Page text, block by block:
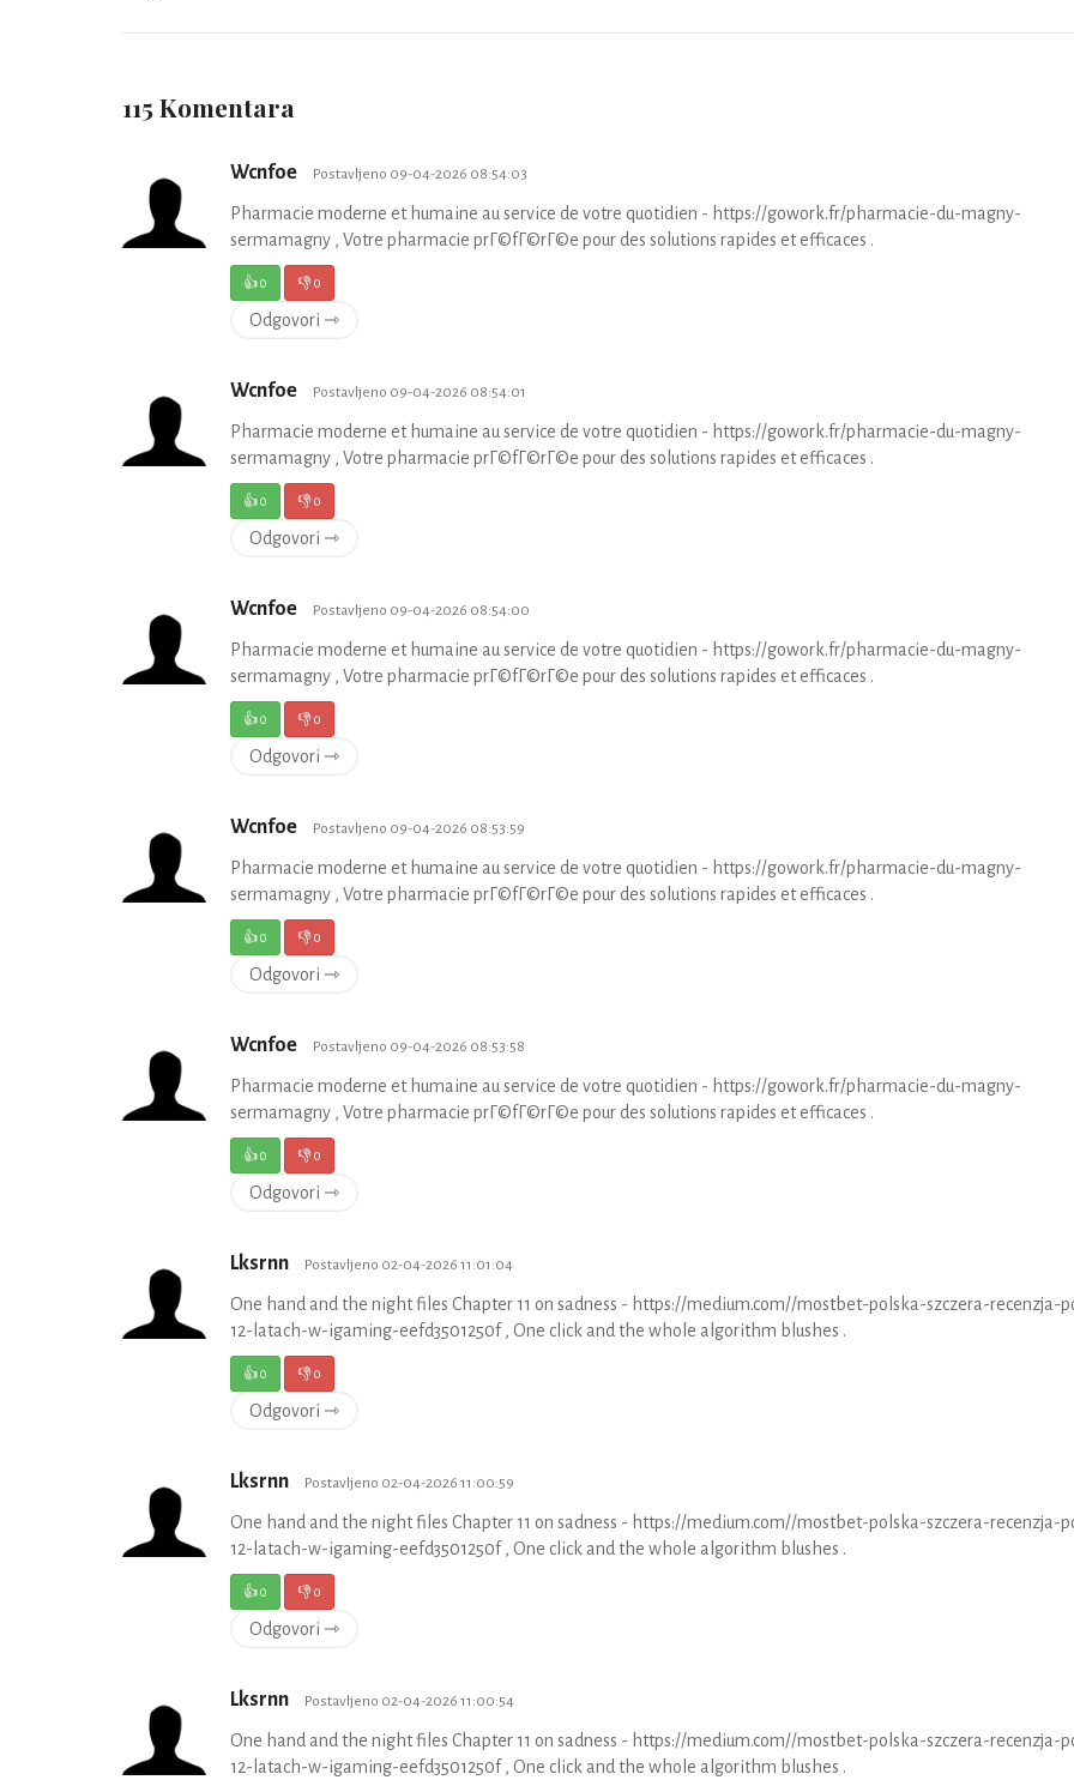
115 Komentara
Wcnfoe Postavljeno 09-04-2026 08:54:03
Pharmacie moderne et humaine au service de votre quotidien - https://gowork.fr/pharmacie-du-magny-
sermamagny , Votre pharmacie prГ©fГ©rГ©e pour des solutions rapides et efficaces .
👍0 👎0
Odgovori ⇾
Wcnfoe Postavljeno 09-04-2026 08:54:01
Pharmacie moderne et humaine au service de votre quotidien - https://gowork.fr/pharmacie-du-magny-
sermamagny , Votre pharmacie prГ©fГ©rГ©e pour des solutions rapides et efficaces .
👍0 👎0
Odgovori ⇾
Wcnfoe Postavljeno 09-04-2026 08:54:00
Pharmacie moderne et humaine au service de votre quotidien - https://gowork.fr/pharmacie-du-magny-
sermamagny , Votre pharmacie prГ©fГ©rГ©e pour des solutions rapides et efficaces .
👍0 👎0
Odgovori ⇾
Wcnfoe Postavljeno 09-04-2026 08:53:59
Pharmacie moderne et humaine au service de votre quotidien - https://gowork.fr/pharmacie-du-magny-
sermamagny , Votre pharmacie prГ©fГ©rГ©e pour des solutions rapides et efficaces .
👍0 👎0
Odgovori ⇾
Wcnfoe Postavljeno 09-04-2026 08:53:58
Pharmacie moderne et humaine au service de votre quotidien - https://gowork.fr/pharmacie-du-magny-
sermamagny , Votre pharmacie prГ©fГ©rГ©e pour des solutions rapides et efficaces .
👍0 👎0
Odgovori ⇾
Lksrnn Postavljeno 02-04-2026 11:01:04
One hand and the night files Chapter 11 on sadness - https://medium.com//mostbet-polska-szczera-recenzja-
12-latach-w-igaming-eefd3501250f , One click and the whole algorithm blushes .
👍0 👎0
Odgovori ⇾
Lksrnn Postavljeno 02-04-2026 11:00:59
One hand and the night files Chapter 11 on sadness - https://medium.com//mostbet-polska-szczera-recenzja-
12-latach-w-igaming-eefd3501250f , One click and the whole algorithm blushes .
👍0 👎0
Odgovori ⇾
Lksrnn Postavljeno 02-04-2026 11:00:54
One hand and the night files Chapter 11 on sadness - https://medium.com//mostbet-polska-szczera-recenzja-
12-latach-w-igaming-eefd3501250f , One click and the whole algorithm blushes .